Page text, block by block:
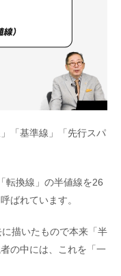
「基準線」「先行スパ
転換線」の半値線を26
ばれています。
描いたもので本来「半
の中には、これを「一